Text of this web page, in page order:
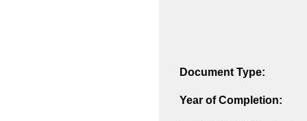
Document Type:
Year of Completion: